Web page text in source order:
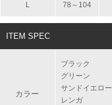
L 78～104
ITEM SPEC
カラー
ブラック
グリーン
サンドイエロー
レンガ